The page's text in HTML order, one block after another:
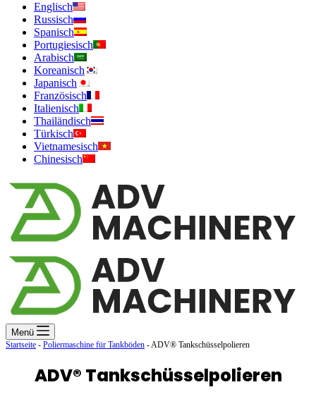
Englisch
Russisch
Spanisch
Portugiesisch
Arabisch
Koreanisch
Japanisch
Französisch
Italienisch
Thailändisch
Türkisch
Vietnamesisch
Chinesisch
Menü
Startseite - Poliermaschine für Tankböden -ADV® Tankschüsselpolieren
ADV® Tankschüsselpolieren